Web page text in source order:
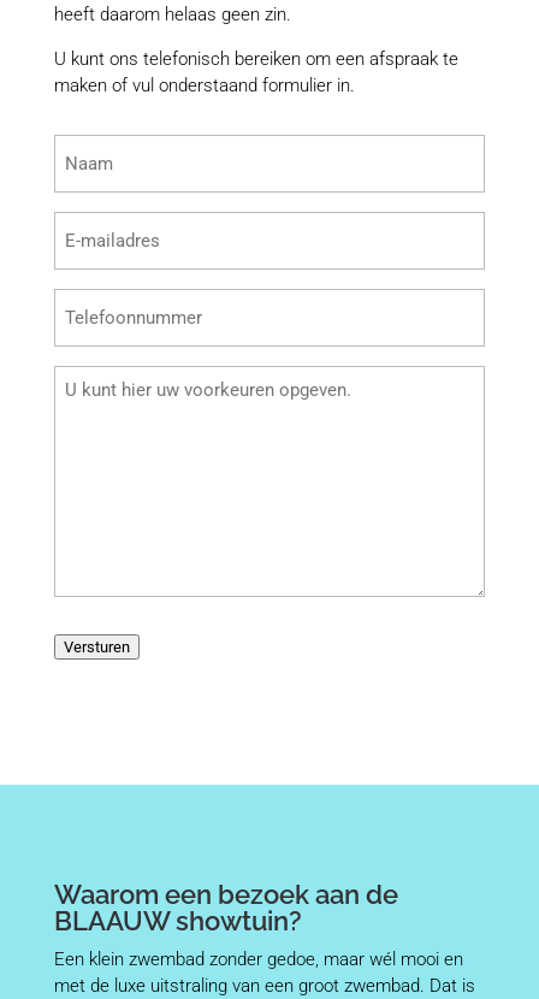
heeft daarom helaas geen zin.
U kunt ons telefonisch bereiken om een afspraak te
maken of vul onderstaand formulier in.
mailadres(Vereist)
Telefoonnummer
Voorkeur (Vereist)
Versturen
Waarom een bezoek aan de
BLAAUW showtuin?
Een klein zwembad zonder gedoe, maar wél mooi en
met de luxe uitstraling van een groot zwembad. Dat is